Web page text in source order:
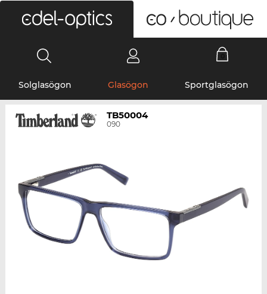
Solglasögon Glasögon Sportglasögon
TB50004
090